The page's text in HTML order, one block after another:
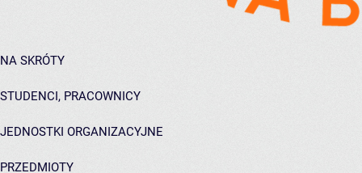
NA SKRÓTY
STUDENCI, PRACOWNICY
JEDNOSTKI ORGANIZACYJNE
PRZEDMIOTY